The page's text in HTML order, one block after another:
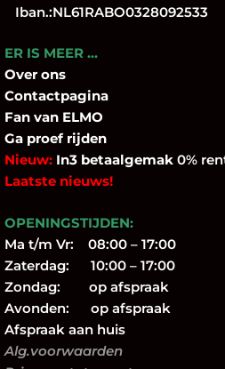
Iban.:NL61RABO0328092533
ER IS MEER …
Over ons
Contactpagina
Fan van ELMO
Ga proef rijden
Nieuw: In3 betaalgemak 0%
Laatste nieuws!
OPENINGSTIJDEN:
Ma t/m Vr: 08:00 – 17:00
Zaterdag: 10:00 – 17:00
Zondag: op afspraak
Avonden: op afspraak
Afspraak aan huis
Alg.voorwaarden